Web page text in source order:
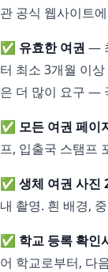
관 공식 웹사이트
✅ 유효한 여권 —
터 최소 3개월 이
은 더 많이 요구 —
✅ 모든 여권 페이
프, 입출국 스탬프
✅ 생체 여권 사진
내 촬영. 흰 배경,
✅ 학교 등록 확
어 학교로부터, 다